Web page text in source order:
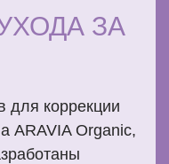
ЗА
для коррекции
ARAVIA Organic,